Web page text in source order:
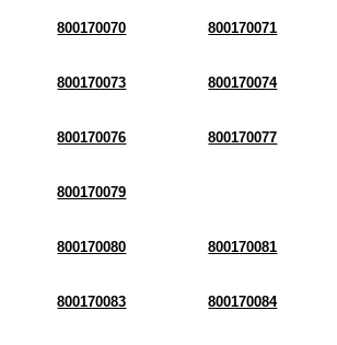
800170070 800170071
800170073 800170074
800170076 800170077
800170079
800170080 800170081
800170083 800170084